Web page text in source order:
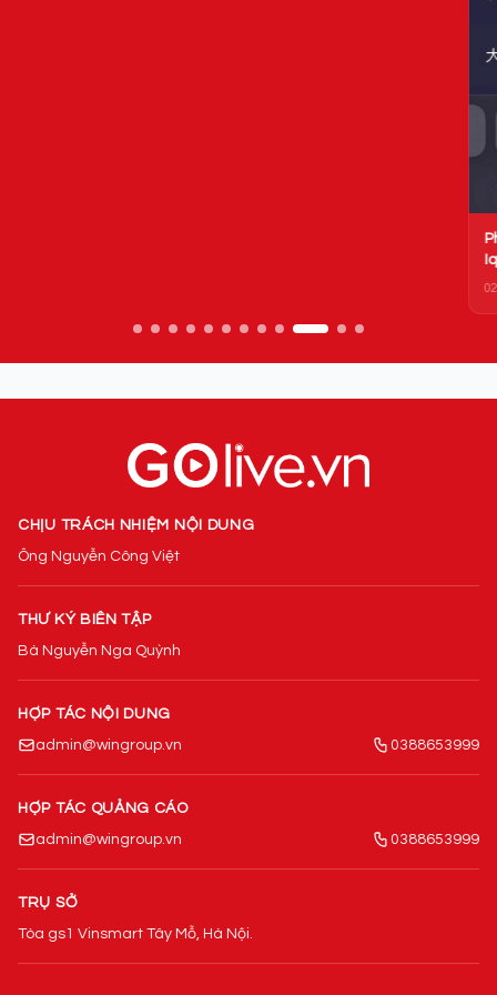
CHỊU TRÁCH NHIỆM NỘI DUNG
Ông Nguyễn Công Việt
THƯ KÝ BIÊN TẬP
Bà Nguyễn Nga Quỳnh
HỢP TÁC NỘI DUNG
admin@wingroup.vn
0388653999
HỢP TÁC QUẢNG CÁO
admin@wingroup.vn
0388653999
TRỤ SỞ
Tòa gs1 Vinsmart Tây Mỗ, Hà Nội.